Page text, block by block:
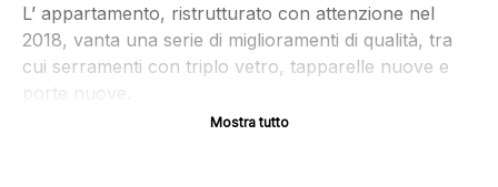
L’ appartamento, ristrutturato con attenzione nel
2018, vanta una serie di miglioramenti di qualità, tra
cui serramenti con triplo vetro, tapparelle nuove e
porte nuove.
Apprezza l’estetica e il comfort degli interni grazie ai
Mostra tutto